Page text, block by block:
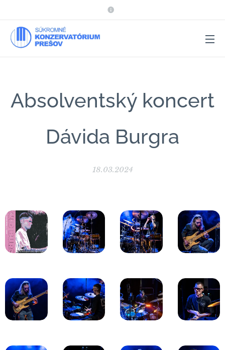
Absolventský koncert
Dávida Burgra
18.03.2024